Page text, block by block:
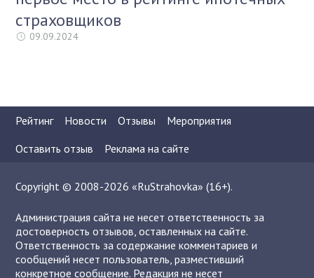
страховщиков
09.09.2024
Рейтинг Новости Отзывы
Мероприятия
Оставить отзыв
Реклама на сайте
Copyright © 2008-2026 «RuStrahovka» (16+).
Администрация сайта не несет ответственность за
достоверность отзывов, оставленных на сайте.
Ответственность за содержание комментариев и
сообщений несет пользователь, разместивший
конкретное сообщение. Редакция не несет